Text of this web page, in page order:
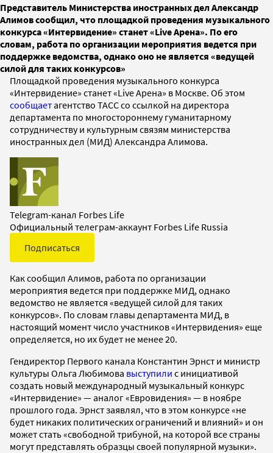
Представитель Министерства иностранных дел Александр
Алимов сообщил, что площадкой проведения музыкального
конкурса «Интервидение» станет «Live Арена». По его
словам, работа по организации мероприятия ведется при
поддержке ведомства, однако оно не является «ведущей
силой для таких конкурсов»
Площадкой проведения музыкального конкурса
«Интервидение» станет «Live Арена» в Москве. Об этом
сообщаетагентство ТАСС со ссылкой на директора
департамента по многостороннему гуманитарному
сотрудничеству и культурным связям министерства
иностранных дел (МИД) Александра Алимова.
Telegram-канал Forbes Life
Официальный телеграм-аккаунт Forbes Life Russia
Подписаться
Как сообщил Алимов, работа по организации
мероприятия ведется при поддержке МИД, однако
ведомство не является «ведущей силой для таких
конкурсов». По словам главы департамента МИД, в
настоящий момент число участников «Интервидения» еще
определяется, но их будет не менее 20.
Гендиректор Первого канала Константин Эрнст и министр
культуры Ольга Любимова выступили с инициативой
создать новый международный музыкальный конкурс
«Интервидение» — аналог «Евровидения» — в ноябре
прошлого года. Эрнст заявлял, что в этом конкурсе «не
будет никаких политических ограничений и влияний» и он
может стать «свободной трибуной, на которой все страны
могут представлять образцы своей популярной музыки».